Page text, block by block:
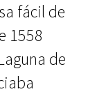
fácil de
1558
de